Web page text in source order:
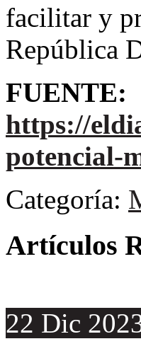
facilitar y
República
FUENTE:
https://
potencial-
Categoría:
Artículos
22 Dic